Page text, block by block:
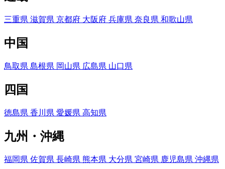
三重県 滋賀県 京都府 大阪府 兵庫県 奈良県 和歌山県
中国
鳥取県 島根県 岡山県 広島県 山口県
四国
徳島県 香川県 愛媛県 高知県
九州・沖縄
福岡県 佐賀県 長崎県 熊本県 大分県 宮崎県 鹿児島県 沖縄県